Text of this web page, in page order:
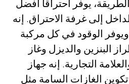
يوفر احتراقاً أفضل
إلى غرفة الاحتراق. إنه
ويوفر الوقود في كل مركبة
البنزين والديزل وغاز
التجارية. إنه جهاز
الغازات السامة مثل